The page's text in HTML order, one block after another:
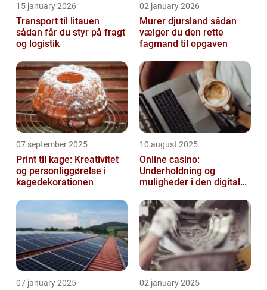
15 january 2026
Transport til litauen
sådan får du styr på fragt
og logistik
02 january 2026
Murer djursland sådan
vælger du den rette
fagmand til opgaven
07 september 2025
Print til kage: Kreativitet
og personliggørelse i
kagedekorationen
10 august 2025
Online casino:
Underholdning og
muligheder i den digitale
07 january 2025 02 january 2025